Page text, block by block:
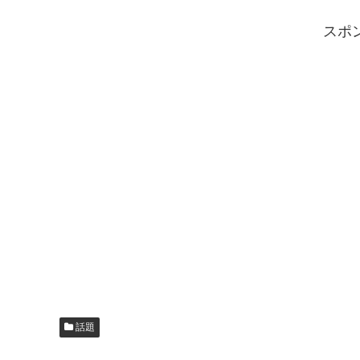
スポ
話題